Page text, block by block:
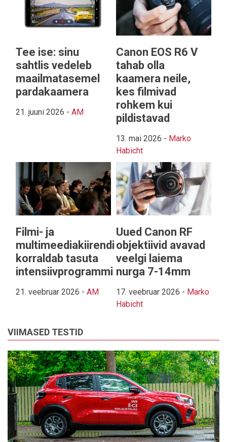
Tee ise: sinu
sahtlis vedeleb
maailmatasemel
pardakaamera
21. juuni 2026 - AM
Canon EOS R6 V
tahab olla
kaamera neile,
kes filmivad
rohkem kui
pildistavad
13. mai 2026 - Marko
Habicht
Filmi- ja
multimeediakiirendi
korraldab tasuta
intensiivprogrammi
21. veebruar 2026 - AM
Uued Canon RF
objektiivid avavad
veelgi laiema
nurga 7-14mm
17. veebruar 2026 - Marko
Habicht
VIIMASED TESTID